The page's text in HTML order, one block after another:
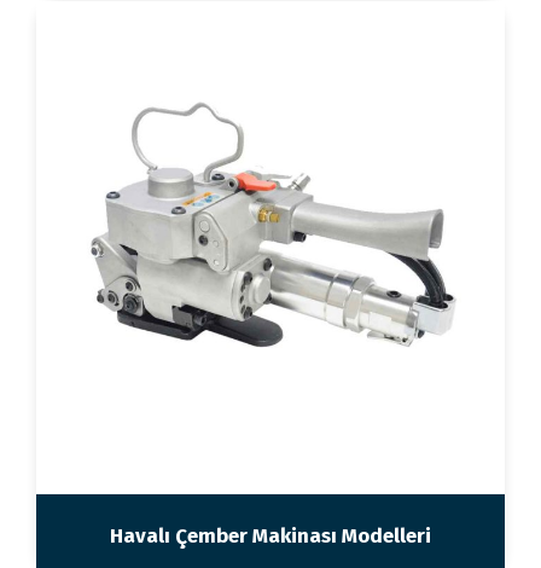
Havalı Çember Makinası Modelleri